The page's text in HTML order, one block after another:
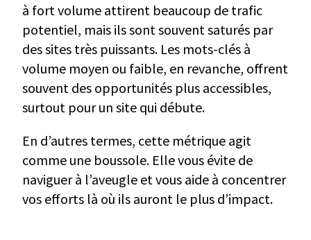
à fort volume attirent beaucoup de trafic
potentiel, mais ils sont souvent saturés par
des sites très puissants. Les mots-clés à
volume moyen ou faible, en revanche, offrent
souvent des opportunités plus accessibles,
surtout pour un site qui débute.
En d’autres termes, cette métrique agit
comme une boussole. Elle vous évite de
naviguer à l’aveugle et vous aide à concentrer
vos efforts là où ils auront le plus d’impact.